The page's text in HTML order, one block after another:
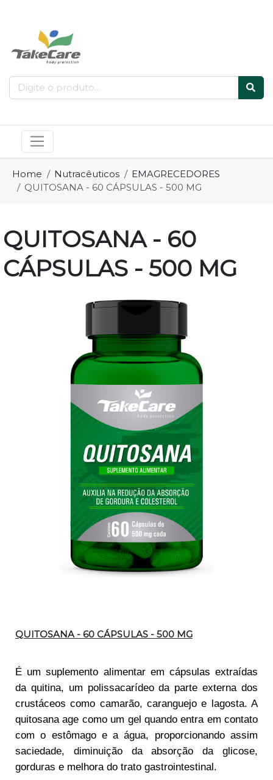
Home Nutracêuticos
EMAGRECEDORES
QUITOSANA - 60 CÁPSULAS - 500 MG
QUITOSANA - 60
CÁPSULAS - 500 MG
QUITOSANA - 60 CÁPSULAS - 500 MG
É um suplemento alimentar em cápsulas extraídas
da quitina, um polissacarídeo da parte externa dos
crustáceos como camarão, caranguejo e lagosta. A
quitosana age como um gel quando entra em contato
com o estômago e a água, proporcionando assim
saciedade, diminuição da absorção da glicose,
gorduras e melhora do trato gastrointestinal.